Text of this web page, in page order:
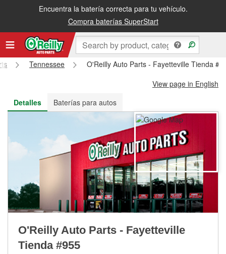
Encuentra la batería correcta para tu vehículo.
Compra baterías SuperStart
Recibe tu orden gratis al día siguiente o recógela en la tienda
Tennessee
O'Reilly Auto Parts - Fayetteville Tienda
View page in English
Detalles
Baterías para autos
O'Reilly Auto Parts - Fayetteville
Tienda #955